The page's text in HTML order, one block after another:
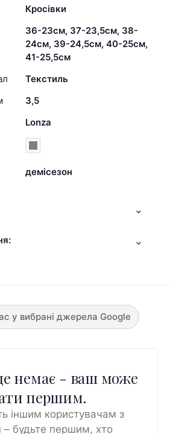
Кросівки
36-23см, 37-23,5см, 38-
24см, 39-24,5см, 40-25см,
41-25,5см
Текстиль
3,5
Lonza
демісезон
у вибрані джерела Google
немає - ваш може
першим.
іншим користувачам з
– будьте першим, хто